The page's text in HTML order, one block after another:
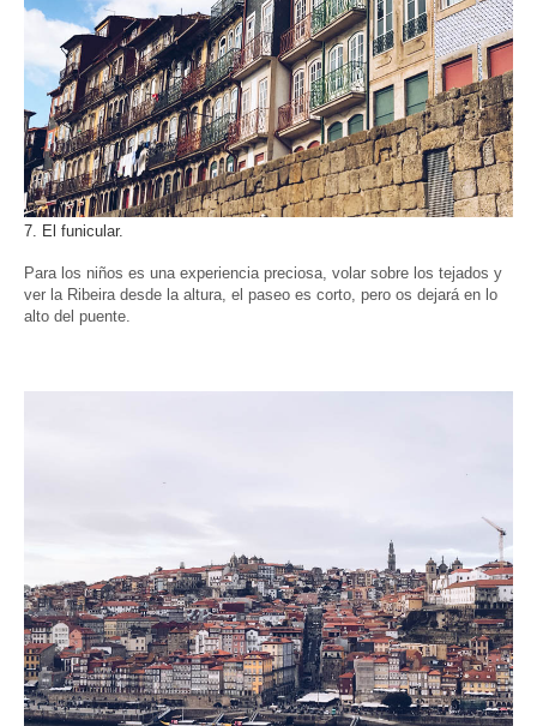
7. El funicular.
Para los niños es una experiencia preciosa, volar sobre los tejados y
ver la Ribeira desde la altura, el paseo es corto, pero os dejará en lo
alto del puente.